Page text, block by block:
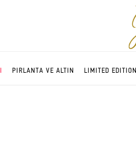
PIRLANTA VE ALTIN LIMITED EDITION